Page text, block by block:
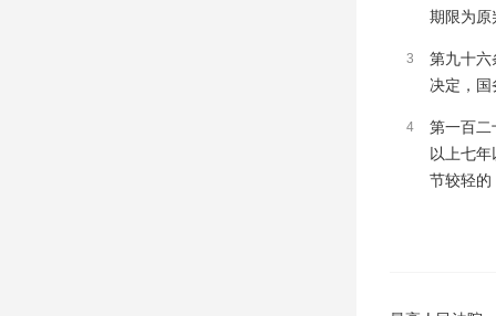
期限为原
3
第九十六
决定，
4
第一百二
以上七
节较轻的